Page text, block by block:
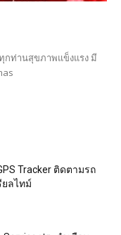
กท่านสุขภาพแข็งแรง มี
Tracker ติดตามรถ
ยลไทม์